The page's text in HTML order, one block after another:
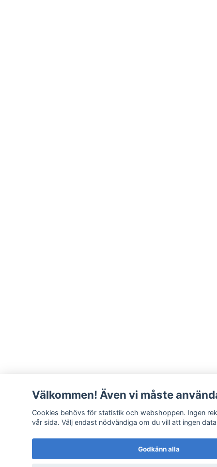
Välkommen! Även vi måste
Cookies behövs för statistik och webshoppen. Ingen
vår sida. Välj endast nödvändiga om du vill att ingen
Godkänn alla